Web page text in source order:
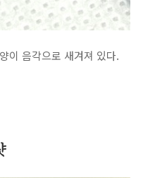
이 음각으로 새겨져 있다.